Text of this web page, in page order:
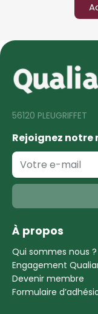
56120 PLEUGRIFFET
Rejoignez notre
À propos
Qui sommes nous ?
Engagement
Devenir membre
Formulaire